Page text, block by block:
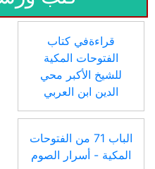
قراءةفي كتاب
الفتوحات المكية
للشيخ الأكبر محي
الدين ابن العربي
الباب 71 من الفتوحات
المكية - أسرار الصوم